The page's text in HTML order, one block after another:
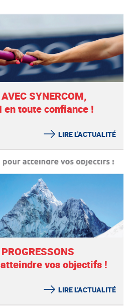
SYNERCOM,
en toute confiance !
LIRE L'ACTUALITÉ
atteindre vos objectifs !
LIRE L'ACTUALITÉ